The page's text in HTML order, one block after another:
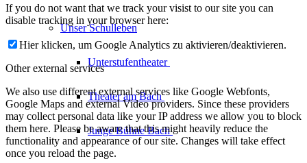
Unser Schulleben
Unterstufentheater
Theater amBach
Junge BühneBach
If you do not want that we track your visist to our site you can
disable tracking in your browser here:
Hier klicken, um Google Analytics zu aktivieren/deaktivieren.
Other external services
We also use different external services like Google Webfonts,
Google Maps and external Video providers. Since these providers
may collect personal data like your IP address we allow you to block
them here. Please be aware that this might heavily reduce the
functionality and appearance of our site. Changes will take effect
once you reload the page.